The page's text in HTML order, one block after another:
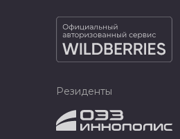
Резиденты